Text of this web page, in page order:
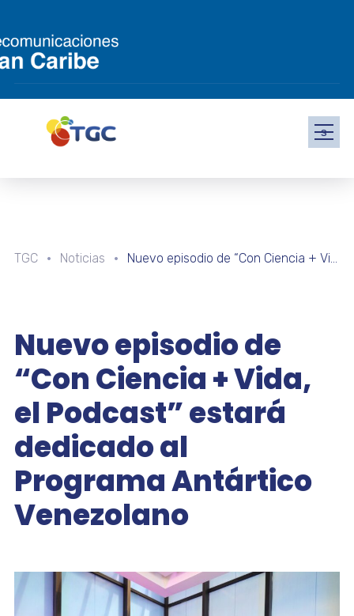
s
TGC Noticias Nuevo episodio de “Con Ciencia + Vida, el Podcast” estará dedicado al Programa Antártico Venezolano
Nuevo episodio de
“Con Ciencia + Vida,
el Podcast” estará
dedicado al
Programa Antártico
Venezolano